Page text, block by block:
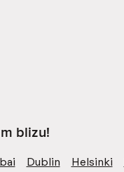
blizu!
Dublin Helsinki